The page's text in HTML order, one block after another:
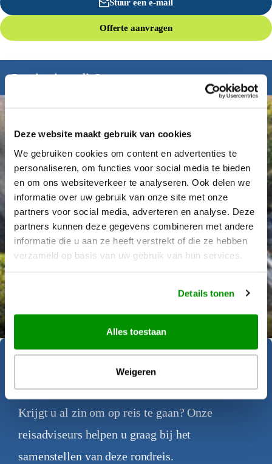
Deze website maakt gebruik van cookies
We gebruiken cookies om content en advertenties te
personaliseren, om functies voor social media te bieden
en om ons websiteverkeer te analyseren. Ook delen we
informatie over uw gebruik van onze site met onze
partners voor social media, adverteren en analyse. Deze
partners kunnen deze gegevens combineren met andere
informatie die u aan ze heeft verstrekt of die ze hebben
verzameld op basis van uw gebruik van hun services.
Details tonen
Alles toestaan
Weigeren
Stuur een e-mail
Offerte aanvragen
Inspiratie nodig?
Geïnspireerd geraakt?
Krijgt u al zin om op reis te gaan? Onze
reisadviseurs helpen u graag bij het
samenstellen van deze rondreis.